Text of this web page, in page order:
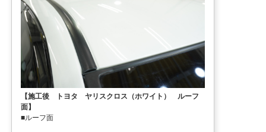
【施工後 トヨタ ヤリスクロス（ホワイト） ルーフ
面】
■ルーフ面